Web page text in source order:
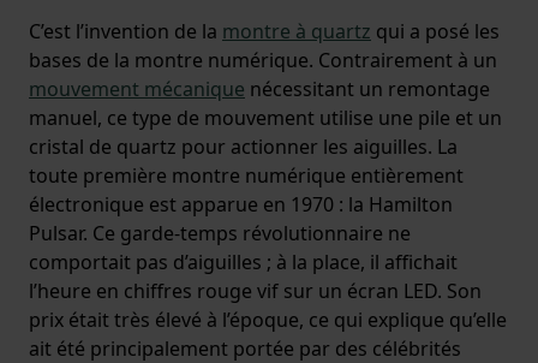
C’est l’invention de la montre à quartz qui a posé les
bases de la montre numérique. Contrairement à un
mouvement mécanique nécessitant un remontage
manuel, ce type de mouvement utilise une pile et un
cristal de quartz pour actionner les aiguilles. La
toute première montre numérique entièrement
électronique est apparue en 1970 : la Hamilton
Pulsar. Ce garde-temps révolutionnaire ne
comportait pas d’aiguilles ; à la place, il affichait
l’heure en chiffres rouge vif sur un écran LED. Son
prix était très élevé à l’époque, ce qui explique qu’elle
ait été principalement portée par des célébrités